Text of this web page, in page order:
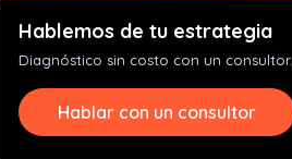
Hablemos de tu estrategia
Diagnóstico sin costo con un consultor.
Hablar con un consultor